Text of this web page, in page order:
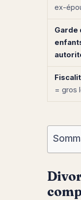
ex-
Garde
= gros